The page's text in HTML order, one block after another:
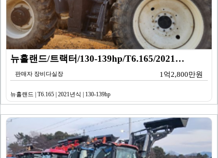
뉴홀랜드/트랙터/130-139hp/T6.165/2021…
판매자 장비다실장 1억2,800만원
뉴홀랜드 | T6.165 | 2021년식 | 130-139hp